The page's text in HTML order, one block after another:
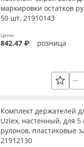
маркировки остатков
50 шт, 21910143
Цены
842.47 ₽ розница
Комплект держателей
Uzlex, настенный, для 5
рулонов, пластиковые
21912130